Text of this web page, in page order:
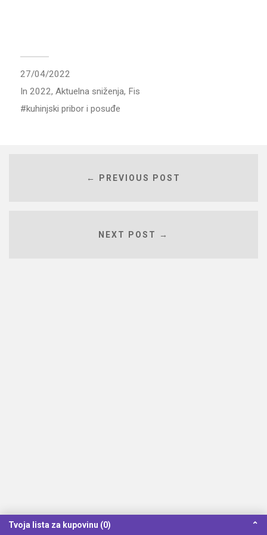
27/04/2022
In 2022, Aktuelna sniženja, Fis
kuhinjski pribor i posuđe
← PREVIOUS POST
NEXT POST →
Tvoja lista za kupovinu (0) ⌃